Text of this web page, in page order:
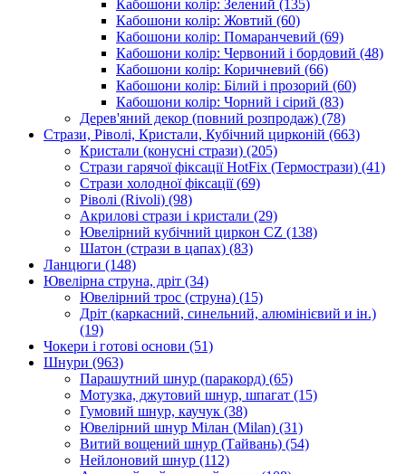
Кабошони колір: Зелений (135)
Кабошони колір: Жовтий (60)
Кабошони колір: Помаранчевий (69)
Кабошони колір: Червоний і бордовий (48)
Кабошони колір: Коричневий (66)
Кабошони колір: Білий і прозорий (60)
Кабошони колір: Чорний і сірий (83)
Дерев'яний декор (повний розпродаж) (78)
Стрази, Ріволі, Кристали, Кубічний цирконій (663)
Кристали (конусні стрази) (205)
Стрази гарячої фіксації HotFix (Термострази) (41)
Стрази холодної фіксації(69)
Ріволі (Rivoli) (98)
Акрилові стрази і кристали (29)
Ювелірний кубічний циркон CZ (138)
Шатон (стрази в цапах) (83)
Ланцюги (148)
Ювелірна струна, дріт (34)
Ювелірний трос (струна) (15)
Дріт (каркасний, синельний, алюмінієвий и ін.)
(19)
Чокери і готові основи (51)
Шнури (963)
Парашутний шнур (паракорд) (65)
Мотузка, джутовий шнур, шпагат (15)
Гумовий шнур, каучук (38)
Ювелірний шнур Мілан (Milan) (31)
Витий вощений шнур (Тайвань) (54)
Нейлоновий шнур (112)